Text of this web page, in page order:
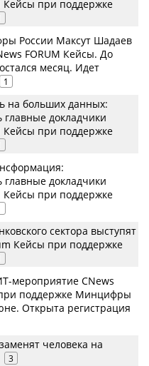
Кейсы при поддержке
России Максут Шадаев
FORUM Кейсы. До
месяц. Идет
1
на больших данных:
докладчики
Кейсы при поддержке
докладчики
Кейсы при поддержке
сектора выступят
Кейсы при поддержке
мероприятие CNews
поддержке Минцифры
Открыта регистрация
человека на
3